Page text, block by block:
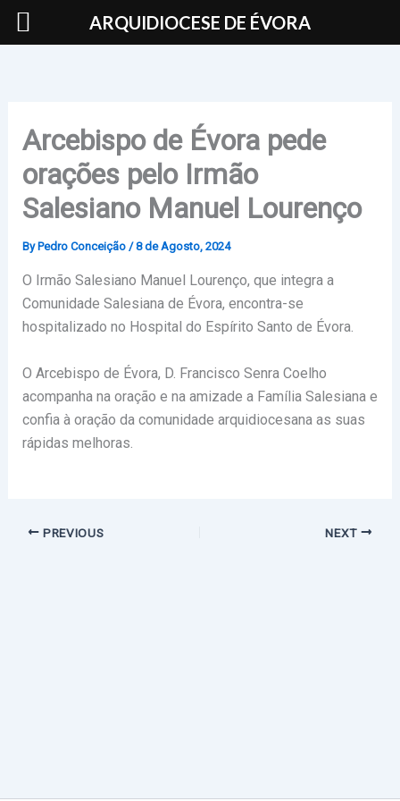
Skip
Arcebispo de Évora pede
orações pelo Irmão
Salesiano Manuel Lourenço
By Pedro Conceição /8 de Agosto, 2024
O Irmão Salesiano Manuel Lourenço, que integra a
Comunidade Salesiana de Évora, encontra-se
hospitalizado no Hospital do Espírito Santo de Évora.
O Arcebispo de Évora, D. Francisco Senra Coelho
acompanha na oração e na amizade a Família Salesiana e
confia à oração da comunidade arquidiocesana as suas
rápidas melhoras.
PREVIOUS NEXT
ARQUIDIOCESE DE ÉVORA